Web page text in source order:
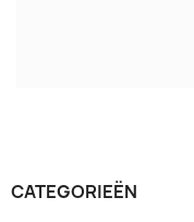
CATEGORIEËN